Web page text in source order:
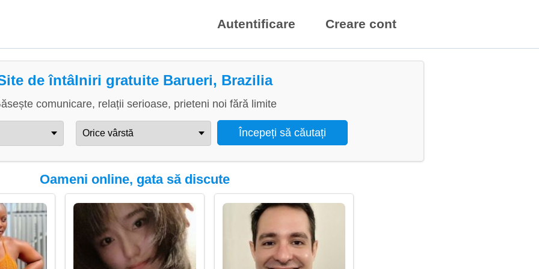
Autentificare Creare cont
de întâlniri gratuite Barueri, Brazilia
comunicare, relații serioase, prieteni noi fără limite
Oameni online, gata să discute